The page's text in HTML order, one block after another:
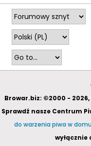
Browar.biz: ©2000 -
Sprawdź nasze Centrum
do warzenia piwa w
wyłącznie